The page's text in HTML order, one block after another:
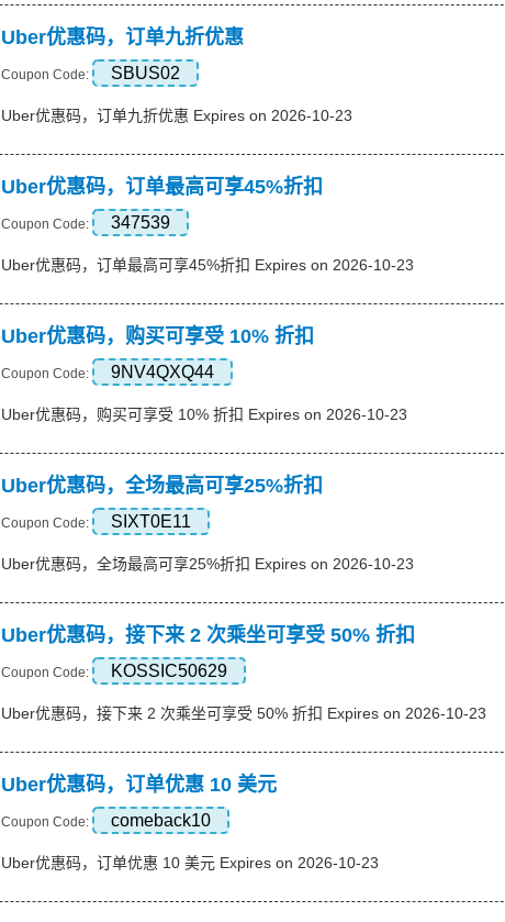
Uber优惠码，订单九折优惠
Coupon Code: SBUS02
Uber优惠码，订单九折优惠 Expires on 2026-10-23
Uber优惠码，订单最高可享45%折扣
Coupon Code: 347539
Uber优惠码，订单最高可享45%折扣 Expires on 2026-10-23
Uber优惠码，购买可享受 10% 折扣
Coupon Code: 9NV4QXQ44
Uber优惠码，购买可享受 10% 折扣 Expires on 2026-10-23
Uber优惠码，全场最高可享25%折扣
Coupon Code: SIXT0E11
Uber优惠码，全场最高可享25%折扣 Expires on 2026-10-23
Uber优惠码，接下来 2 次乘坐可享受 50% 折扣
Coupon Code: KOSSIC50629
Uber优惠码，接下来 2 次乘坐可享受 50% 折扣 Expires on 2026-10-23
Uber优惠码，订单优惠 10 美元
Coupon Code: comeback10
Uber优惠码，订单优惠 10 美元 Expires on 2026-10-23